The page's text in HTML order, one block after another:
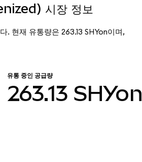
시장 정보
. 현재 유통량은 263.13 SHYon이며,
유통 중인 공급량
263.13 SHYon